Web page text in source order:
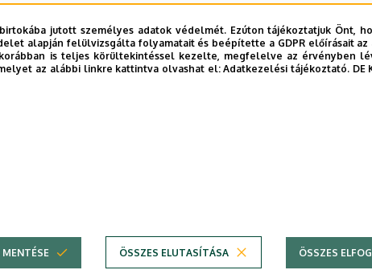
Ezt jelzi az „Indulatos röpirat a gazdasági átmenet
az „Útkeresés” (1993) és Vergődés és remény” c.
legifjabb egyetemi kara a Közgazdaságtudományi
árnyékában is megőrzött féltő elkötelezettség a
Közgazdaságtudományi Kara mint követendő példát
jutott személyes adatok védelmét. Ezúton tájékoztatjuk Önt,
alapján felülvizsgálta folyamatait és beépítette a GDPR előírásait
is teljes körültekintéssel kezelte, megfelelve az érvényben
az alábbi linkre kattintva olvashat el:Adatkezelési tájékoztató. DE
ÖSSZES ELUTASÍTÁSA ÖSSZES